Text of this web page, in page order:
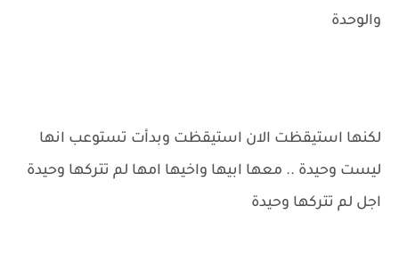
والوحدة
لكنها استيقظت الان استيقظت وبدأت تستوعب انها
ليست وحيدة .. معها ابيها واخيها امها لم تتركها وحيدة
اجل لم تتركها وحيدة